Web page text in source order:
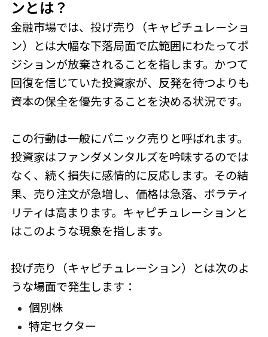
ンとは？
金融市場では、投げ売り（キャピチュレーショ
ン）とは大幅な下落局面で広範囲にわたってポ
ジションが放棄されることを指します。かつて
回復を信じていた投資家が、反発を待つよりも
資本の保全を優先することを決める状況です。
この行動は一般にパニック売りと呼ばれます。
投資家はファンダメンタルズを吟味するのでは
なく、続く損失に感情的に反応します。その結
果、売り注文が急増し、価格は急落、ボラティ
リティは高まります。キャピチュレーションと
はこのような現象を指します。
投げ売り（キャピチュレーション）とは次のよ
うな場面で発生します：
個別株
特定セクター